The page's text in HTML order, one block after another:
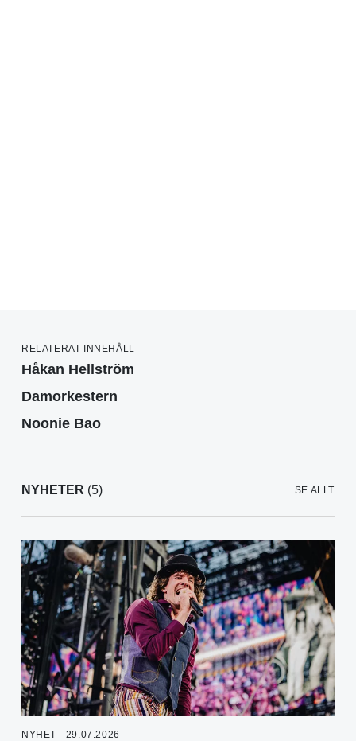
RELATERAT INNEHÅLL
Håkan Hellström
Damorkestern
Noonie Bao
NYHETER (5) SE ALLT
NYHET - 29.07.2026